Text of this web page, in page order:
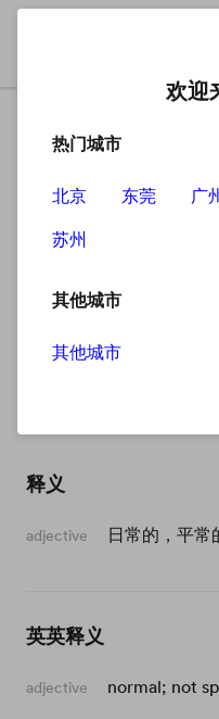
everyday
释义
adjective 日常的，平常
英英释义
adjective normal; not
欢迎
热门城市
北京 东莞 广
苏州
其他城市
其他城市